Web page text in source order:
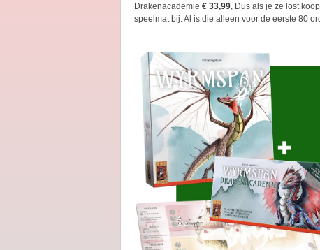
Drakenacademie € 33,99, Dus als je ze lost
speelmat bij. Al is die alleen voor de eerste 80